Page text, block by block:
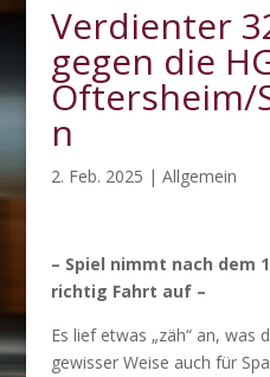
Verdienter
gegen die
Oftersheim/
n
2. Feb. 2025 | Allgemein
– Spiel nimmt nach dem
richtig Fahrt auf –
Es lief etwas „zäh“ an, was
gewisser Weise auch für